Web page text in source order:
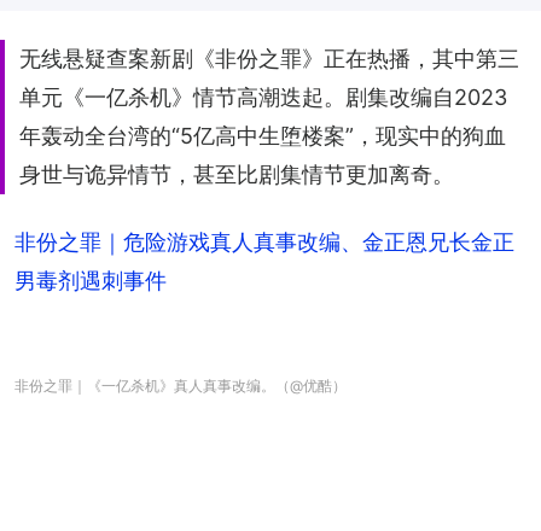
无线悬疑查案新剧《非份之罪》正在热播，其中第三
单元《一亿杀机》情节高潮迭起。剧集改编自2023
年轰动全台湾的“5亿高中生堕楼案”，现实中的狗血
身世与诡异情节，甚至比剧集情节更加离奇。
非份之罪｜危险游戏真人真事改编、金正恩兄长金正
男毒剂遇刺事件
非份之罪｜《一亿杀机》真人真事改编。（@优酷）